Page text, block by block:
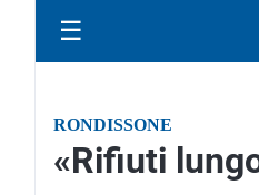
☰
RONDISSONE
«Rifiuti